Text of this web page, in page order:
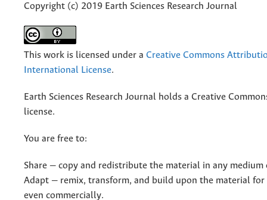
Copyright (c) 2019 Earth Sciences Research Journal
This work is licensed under a Creative Commons
International License.
Earth Sciences Research Journal holds a Creative
license.
You are free to:
Share — copy and redistribute the material in any
Adapt — remix, transform, and build upon the material for
even commercially.